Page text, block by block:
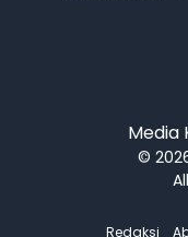
Media
©
Redaksi